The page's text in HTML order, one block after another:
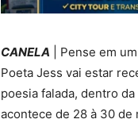
CANELA | Pense em
Poeta Jess vai estar
poesia falada, dentro
acontece de 28 à 30 de